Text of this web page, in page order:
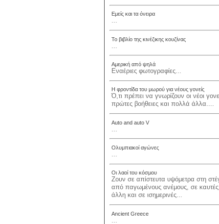
Εμείς και τα όνειρα
...
Το βιβλίο της κινέζικης κουζίνας
Αμερική από ψηλά
Εναέριες φωτογραφίες...
Η φροντίδα του μωρού για νέους γονείς
Ό,τι πρέπει να γνωρίζουν οι νέοι
πρώτες βοήθειες και πολλά άλλα....
Auto and auto V
Ολυμπιακοί αγώνες
...
Οι λαοί του κόσμου
Ζουν σε απίστευτα υψόμετρα στη
από παγωμένους ανέμους, σε καυτές
άλλη και σε ισημερινές...
Ancient Greece